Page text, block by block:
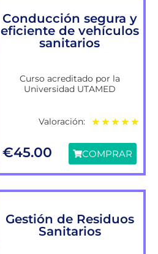
Conducción segura y
eficiente de vehículos
sanitarios
Curso acreditado por la
Universidad UTAMED
Valoración: ★ ★ ★ ★ ★
€45.00 COMPRAR
Gestión de Residuos
Sanitarios